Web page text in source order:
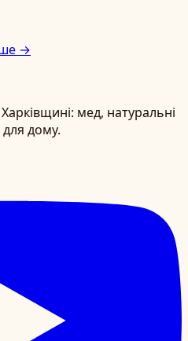
→
мед, натуральні
для дому.